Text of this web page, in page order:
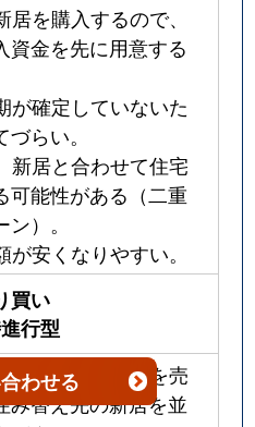
を購入するので、
資金を先に用意する
が確定していないた
らい。
新居と合わせて住宅
可能性がある（二重
）。
安くなりやすい。
買い
行型
とは、現在の家を売
み替え先の新居を並
わせる